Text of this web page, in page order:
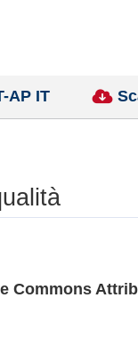
AP IT
Commons